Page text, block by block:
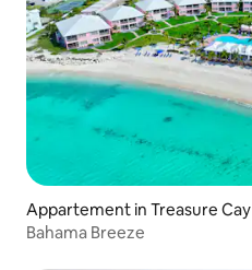
Appartement in Treasure Cay
Bahama Breeze